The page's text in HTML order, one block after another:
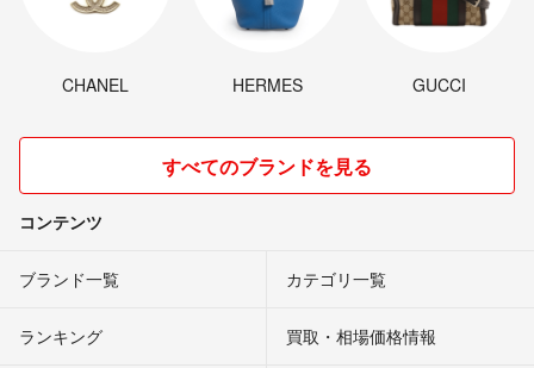
CHANEL HERMES GUCCI
すべてのブランドを見る
コンテンツ
ブランド一覧 カテゴリ一覧
ランキング 買取・相場価格情報